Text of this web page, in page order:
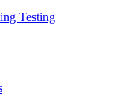
Testing